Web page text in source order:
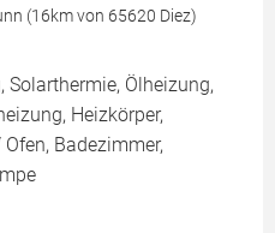
(16km von 65620 Diez)
Solarthermie, Ölheizung,
Heizkörper,
Badezimmer,